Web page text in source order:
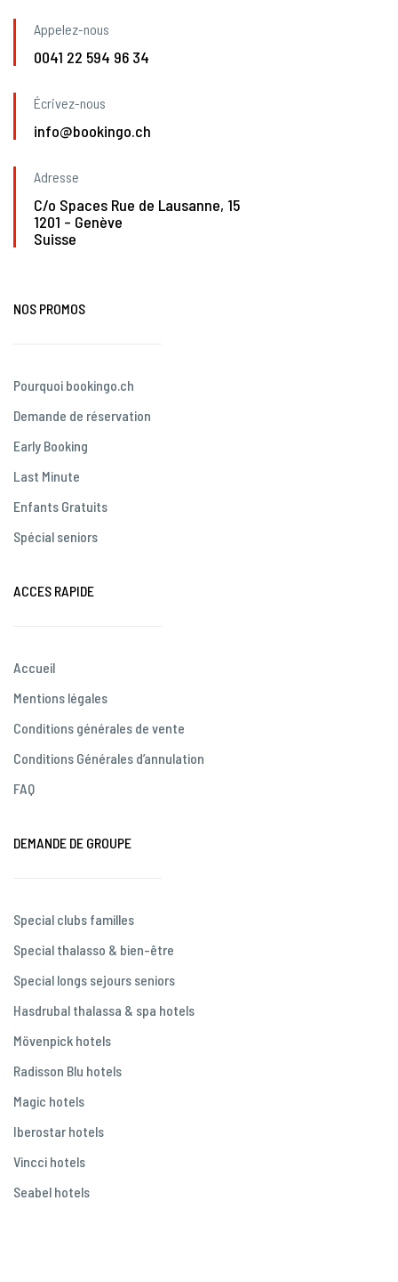
Appelez-nous
0041 22 594 96 34
Écrivez-nous
info@bookingo.ch
Adresse
C/o Spaces Rue de Lausanne, 15
1201 – Genève
Suisse
NOS PROMOS
Pourquoi bookingo.ch
Demande de réservation
Early Booking
Last Minute
Enfants Gratuits
Spécial seniors
ACCES RAPIDE
Accueil
Mentions légales
Conditions générales de vente
Conditions Générales d’annulation
FAQ
DEMANDE DE GROUPE
Special clubs familles
Special thalasso & bien-être
Special longs sejours seniors
Hasdrubal thalassa & spa hotels
Mövenpick hotels
Radisson Blu hotels
Magic hotels
Iberostar hotels
Vincci hotels
Seabel hotels